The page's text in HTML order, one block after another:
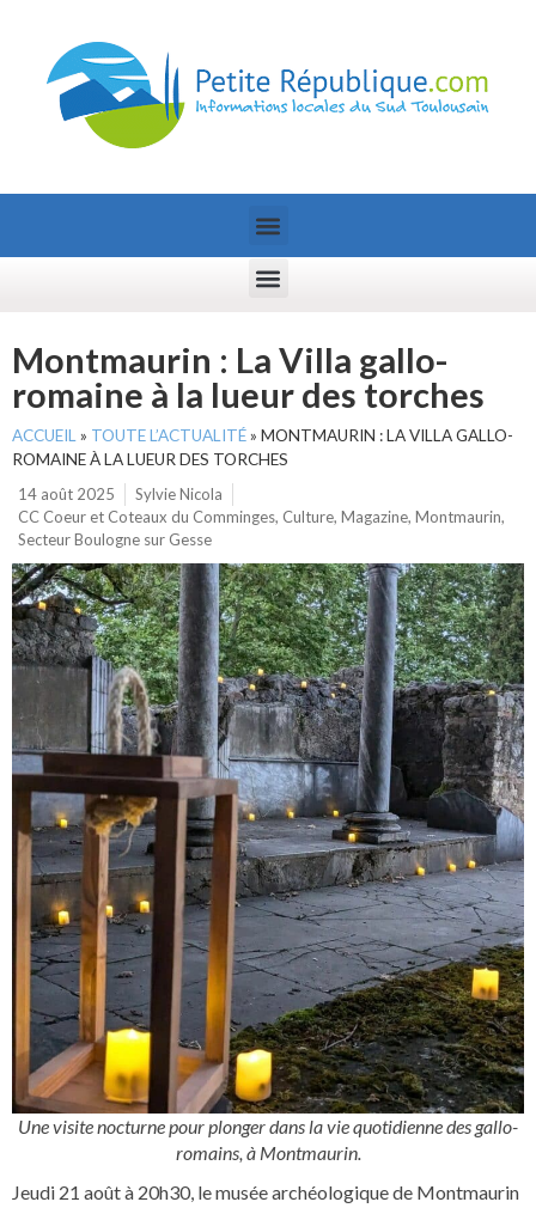
Montmaurin : La Villa gallo-
romaine à la lueur des torches
ACCUEIL » TOUTE L’ACTUALITÉ» MONTMAURIN : LA VILLA GALLO-
ROMAINE À LA LUEUR DES TORCHES
14 août 2025
Sylvie Nicola
CC Coeur et Coteaux du Comminges, Culture, Magazine, Montmaurin,
Secteur Boulogne sur Gesse
Une visite nocturne pour plonger dans la vie quotidienne des gallo-
romains, à Montmaurin.
Jeudi 21 août à 20h30, le musée archéologique de Montmaurin